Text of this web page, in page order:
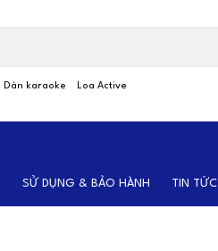
Dàn karaoke Loa Active
SỬ DỤNG & BẢO HÀNH TIN TỨC